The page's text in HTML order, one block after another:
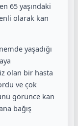
65 yaşındaki
olarak kan
yaşadığı
olan bir hasta
ve çok
görünce kan
bağış